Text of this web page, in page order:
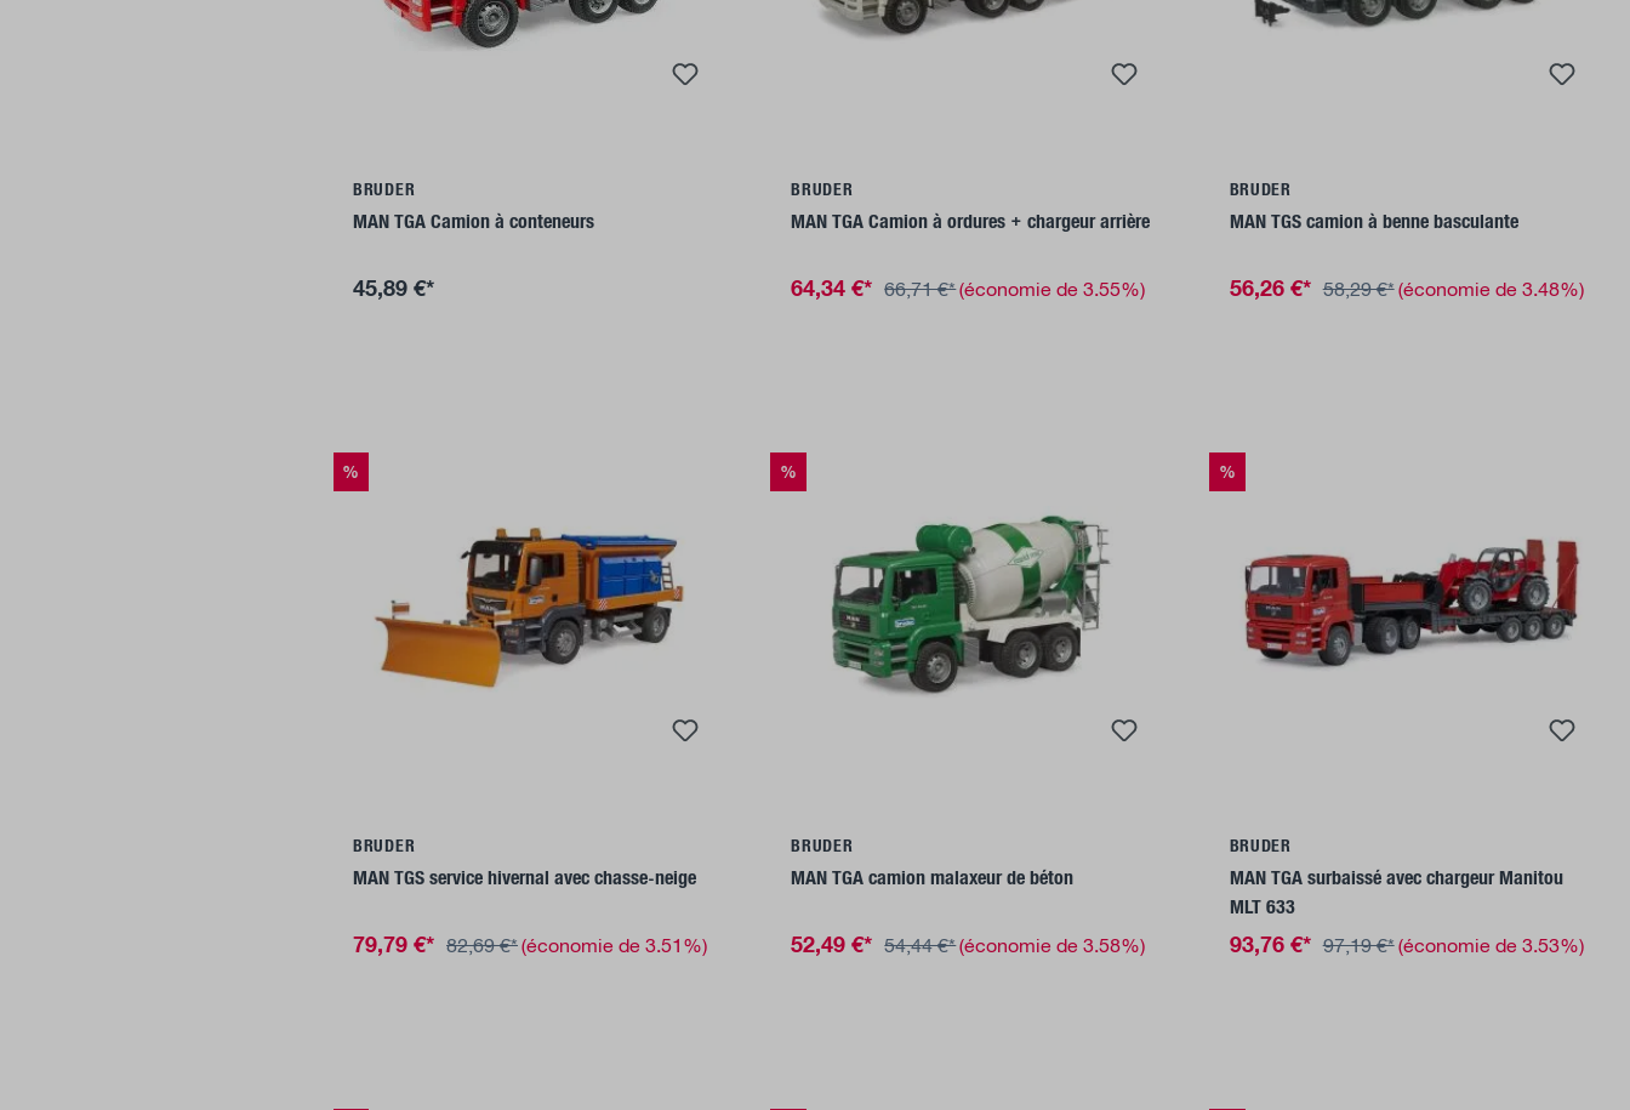
BRUDER
MAN TGA Camion à conteneurs
45,89 €*
BRUDER
MAN TGA Camion à ordures + chargeur arrière
64,34 €* 66,71 €*(économie de 3.55%)
BRUDER
MAN TGS camion à benne basculante
56,26 €* 58,29 €*(économie de 3.48%)
%
BRUDER
MAN TGS service hivernal avec chasse-neige
79,79 €* 82,69 €*(économie de 3.51%)
%
BRUDER
MAN TGA camion malaxeur de béton
52,49 €* 54,44 €*(économie de 3.58%)
%
BRUDER
MAN TGA surbaissé avec chargeur Manitou
MLT 633
93,76 €* 97,19 €*(économie de 3.53%)